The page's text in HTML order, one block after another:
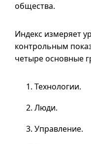
общества.
Индекс измеряет
контрольным
четыре основные
Технологии.
Люди.
Управление.